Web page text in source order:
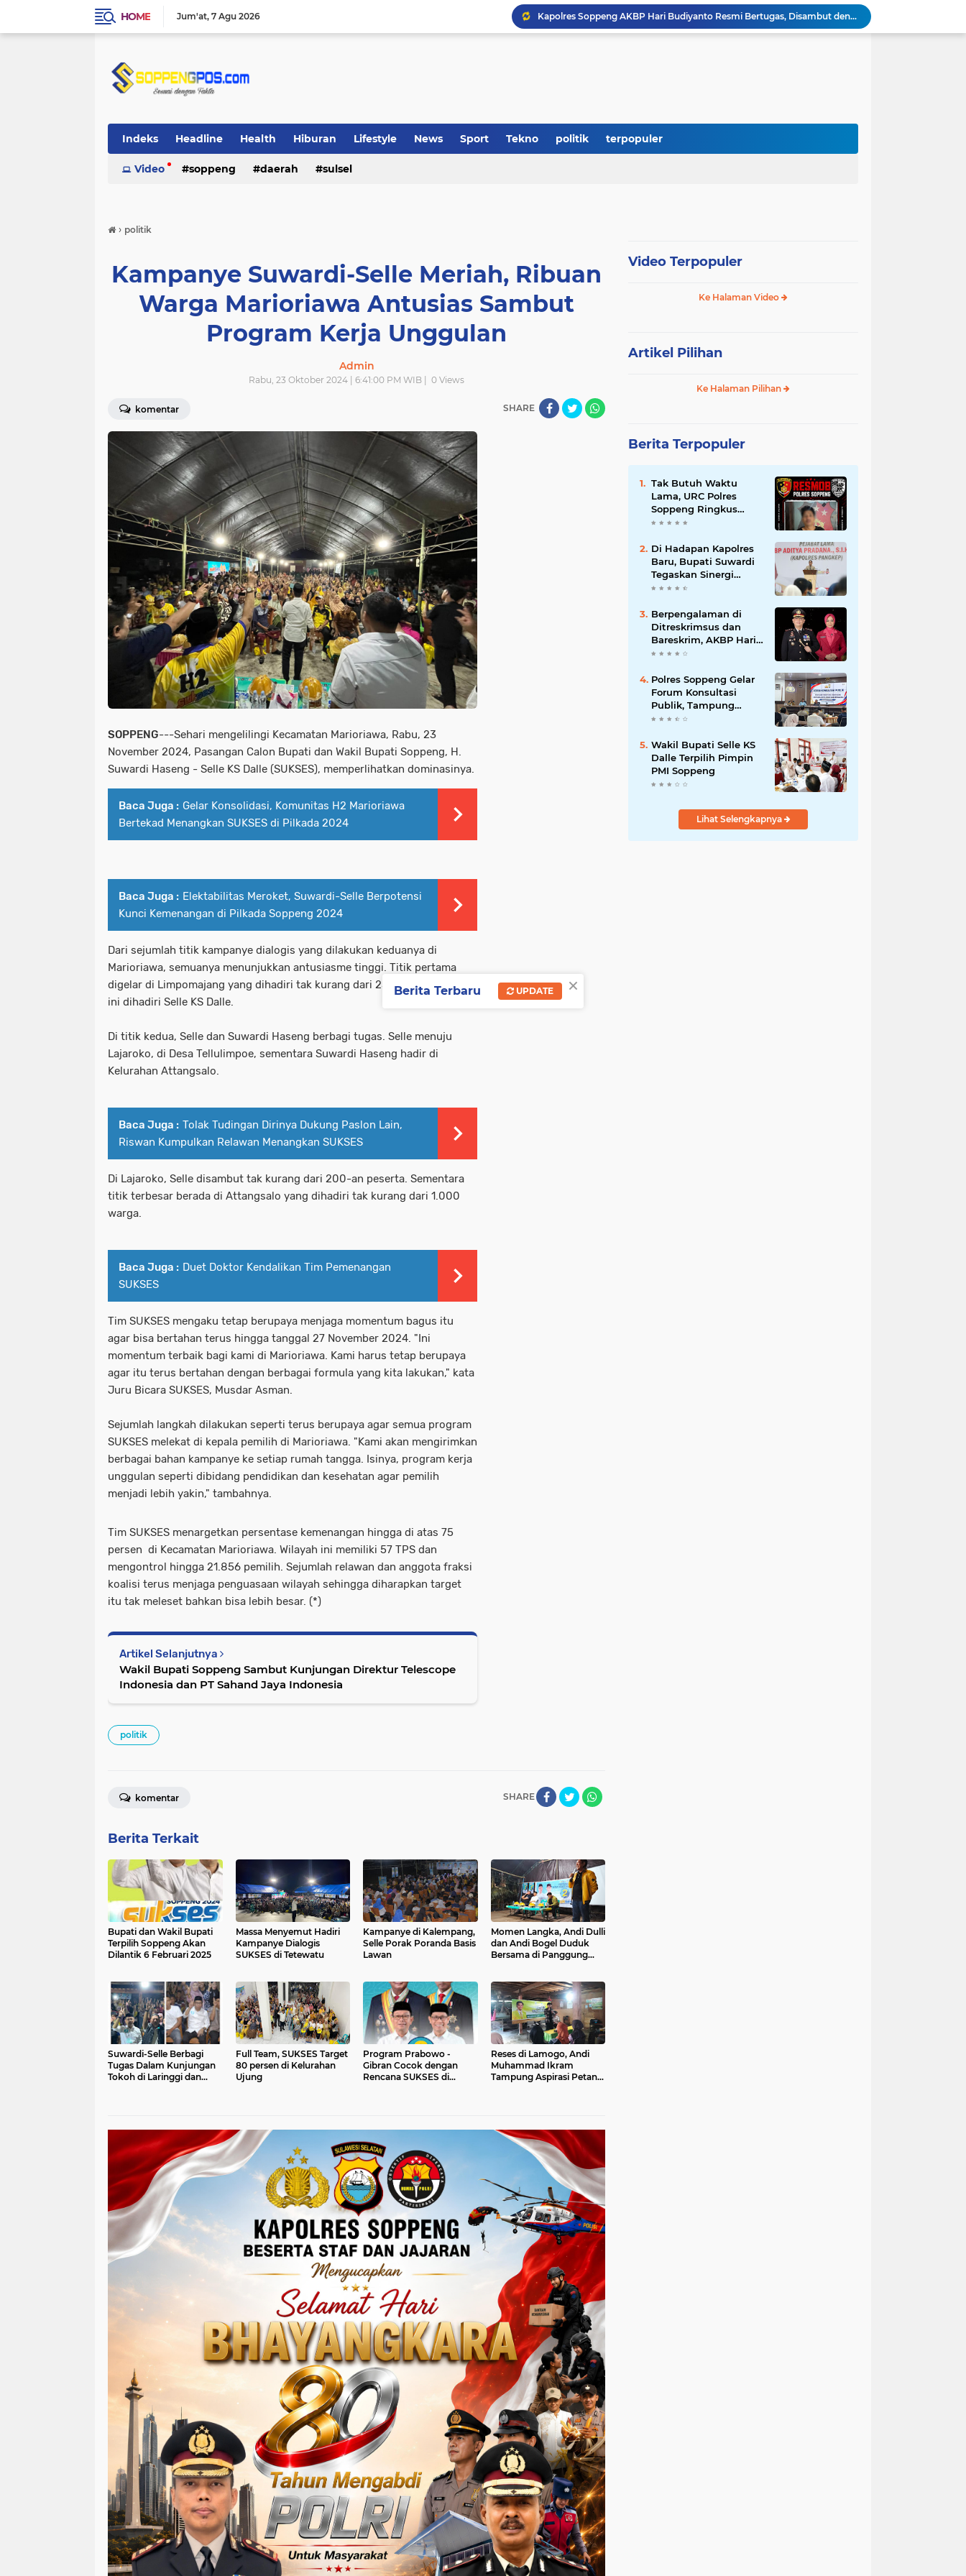
HOME Jum'at 7 Agu 2026
Kapolres Soppeng AKBP Hari Budiyanto Resmi Bertugas, Disambut dengan Tradisi Adat Bugis
Polres Soppeng Gelar Forum Konsultasi Publik, Tampung Masukan untuk Tingkatkan Pelayanan
Di Hadapan Kapolres Baru, Bupati Suwardi Tegaskan Sinergi Kunci Pembangunan Soppeng
Indeks Headline Health Hiburan Lifestyle News Sport Tekno politik terpopuler
Video soppeng daerah sulsel
› politik
Kampanye Suwardi-Selle Meriah, Ribuan
Warga Marioriawa Antusias Sambut
Program Kerja Unggulan
Admin
Rabu, 23 Oktober 2024 | 6:41:00 PM WIB | 0 Views
komentar SHARE
SOPPENG---Sehari mengelilingi Kecamatan Marioriawa, Rabu, 23
November 2024, Pasangan Calon Bupati dan Wakil Bupati Soppeng, H.
Suwardi Haseng - Selle KS Dalle (SUKSES), memperlihatkan dominasinya.
Baca Juga : Gelar Konsolidasi, Komunitas H2 Marioriawa
Bertekad Menangkan SUKSES di Pilkada 2024
Baca Juga : Elektabilitas Meroket, Suwardi-Selle Berpotensi
Kunci Kemenangan di Pilkada Soppeng 2024
Dari sejumlah titik kampanye dialogis yang dilakukan keduanya di
Marioriawa, semuanya menunjukkan antusiasme tinggi. Titik pertama
digelar di Limpomajang yang dihadiri tak kurang dari 250-an warga. Titik
ini dihadiri Selle KS Dalle.
Di titik kedua, Selle dan Suwardi Haseng berbagi tugas. Selle menuju
Lajaroko, di Desa Tellulimpoe, sementara Suwardi Haseng hadir di
Kelurahan Attangsalo.
Baca Juga : Tolak Tudingan Dirinya Dukung Paslon Lain,
Riswan Kumpulkan Relawan Menangkan SUKSES
Di Lajaroko, Selle disambut tak kurang dari 200-an peserta. Sementara
titik terbesar berada di Attangsalo yang dihadiri tak kurang dari 1.000
warga.
Baca Juga : Duet Doktor Kendalikan Tim Pemenangan
SUKSES
Tim SUKSES mengaku tetap berupaya menjaga momentum bagus itu
agar bisa bertahan terus hingga tanggal 27 November 2024. "Ini
momentum terbaik bagi kami di Marioriawa. Kami harus tetap berupaya
agar itu terus bertahan dengan berbagai formula yang kita lakukan," kata
Juru Bicara SUKSES, Musdar Asman.
Sejumlah langkah dilakukan seperti terus berupaya agar semua program
SUKSES melekat di kepala pemilih di Marioriawa. "Kami akan mengirimkan
berbagai bahan kampanye ke setiap rumah tangga. Isinya, program kerja
unggulan seperti dibidang pendidikan dan kesehatan agar pemilih
menjadi lebih yakin," tambahnya.
Tim SUKSES menargetkan persentase kemenangan hingga di atas 75
persen di Kecamatan Marioriawa. Wilayah ini memiliki 57 TPS dan
mengontrol hingga 21.856 pemilih. Sejumlah relawan dan anggota fraksi
koalisi terus menjaga penguasaan wilayah sehingga diharapkan target
itu tak meleset bahkan bisa lebih besar. (*)
Artikel Selanjutnya
Wakil Bupati Soppeng Sambut Kunjungan Direktur Telescope
Indonesia dan PT Sahand Jaya Indonesia
politik
SHARE
komentar
Berita Terkait
Bupati dan Wakil Bupati
Terpilih Soppeng Akan
Dilantik 6 Februari 2025
Massa Menyemut Hadiri
Kampanye Dialogis
SUKSES di Tetewatu
Kampanye di Kalempang,
Selle Porak Poranda Basis
Lawan
Momen Langka, Andi Dulli
dan Andi Bogel Duduk
Bersama di Panggung
Suwardi-Selle Berbagi
Tugas Dalam Kunjungan
Tokoh di Laringgi dan
Full Team, SUKSES Target
80 persen di Kelurahan
Ujung
Program Prabowo -
Gibran Cocok dengan
Rencana SUKSES di
Reses di Lamogo, Andi
Muhammad Ikram
Tampung Aspirasi Petani
Video Terpopuler
Ke Halaman Video
Artikel Pilihan
Ke Halaman Pilihan
Berita Terpopuler
Tak Butuh Waktu
Lama, URC Polres
Soppeng Ringkus
Terduga Pelaku
Di Hadapan Kapolres
Baru, Bupati Suwardi
Tegaskan Sinergi
Kunci Pembangunan
Berpengalaman di
Ditreskrimsus dan
Bareskrim, AKBP Hari
Budiyanto Nahkodai
Polres Soppeng Gelar
Forum Konsultasi
Publik, Tampung
Masukan untuk
Wakil Bupati Selle KS
Dalle Terpilih Pimpin
PMI Soppeng
Lihat Selengkapnya
×
Berita Terbaru UPDATE